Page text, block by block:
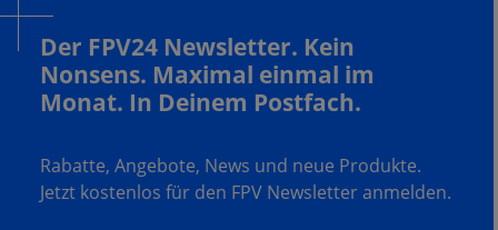
Der FPV24 Newsletter. Kein
Nonsens. Maximal einmal im
Monat. In Deinem Postfach.
Rabatte, Angebote, News und neue Produkte.
Jetzt kostenlos für den FPV Newsletter anmelden.